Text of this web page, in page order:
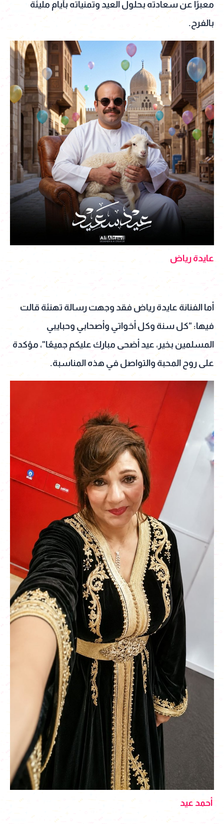
معبرًا عن سعادته بحلول العيد وتمنياته بأيام مليئة
بالفرح.
عايدة رياض
أما الفنانة عايدة رياض فقد وجهت رسالة تهنئة قالت
فيها: "كل سنة وكل أخواتي وأصحابي وحبايبي
المسلمين بخير، عيد أضحى مبارك عليكم جميعًا"، مؤكدة
على روح المحبة والتواصل في هذه المناسبة.
أحمد عيد